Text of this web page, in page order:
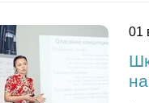
01